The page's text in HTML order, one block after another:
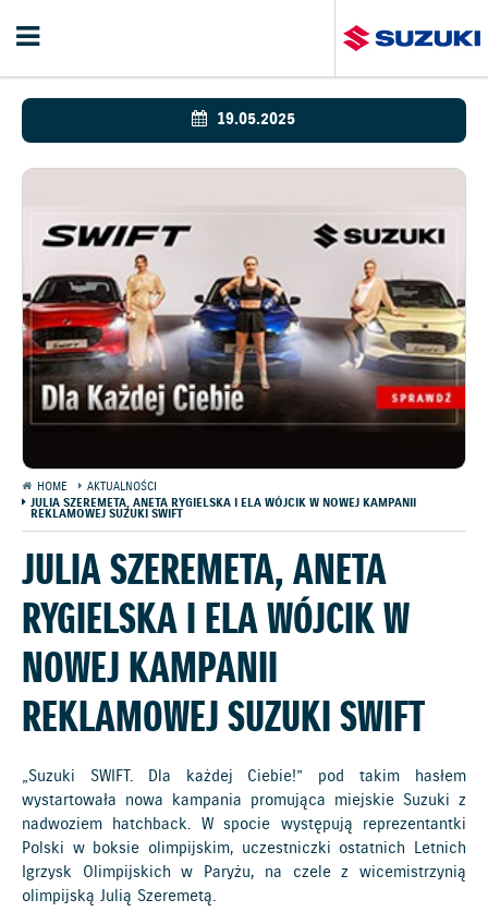
19.05.2025
HOME
AKTUALNOŚCI
JULIA SZEREMETA, ANETA RYGIELSKA I ELA WÓJCIK W NOWEJ KAMPANII
REKLAMOWEJ SUZUKI SWIFT
JULIA SZEREMETA, ANETA
RYGIELSKA I ELA WÓJCIK W
NOWEJ KAMPANII
REKLAMOWEJ SUZUKI SWIFT
„Suzuki SWIFT. Dla każdej Ciebie!” pod takim hasłem
wystartowała nowa kampania promująca miejskie Suzuki z
nadwoziem hatchback. W spocie występują reprezentantki
Polski w boksie olimpijskim, uczestniczki ostatnich Letnich
Igrzysk Olimpijskich w Paryżu, na czele z wicemistrzynią
olimpijską Julią Szeremetą.